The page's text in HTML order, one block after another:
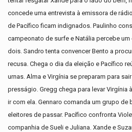
concede uma entrevista à emissora de
de Pacífico ficam indignados. Paulinho
campeonato de surfe e Natália percebe
dois. Sandro tenta convencer Bento a
recusa. Chega o dia da eleição e Pacífico
urnas. Alma e Virgínia se preparam para
presságio. Gregg chega para levar Virgínia
ir com ela. Gennaro comanda um grupo
eleitores de passar. Pacífico confronta
companhia de Sueli e Juliana. Xande e